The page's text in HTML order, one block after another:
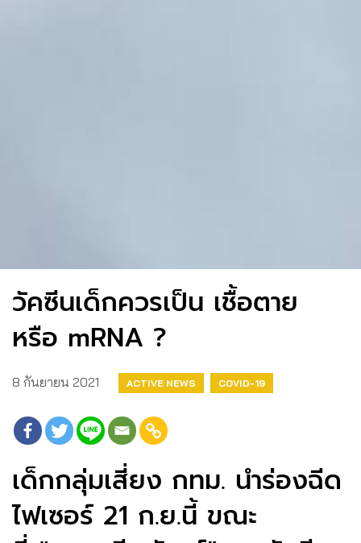
วัคซีนเด็กควรเป็น เชื้อตาย
หรือ mRNA ?
8 กันยายน 2021 ACTIVE NEWS COVID-19
เด็กกลุ่มเสี่ยง กทม. นำร่องฉีด
ไฟเซอร์ 21 ก.ย.นี้ ขณะ